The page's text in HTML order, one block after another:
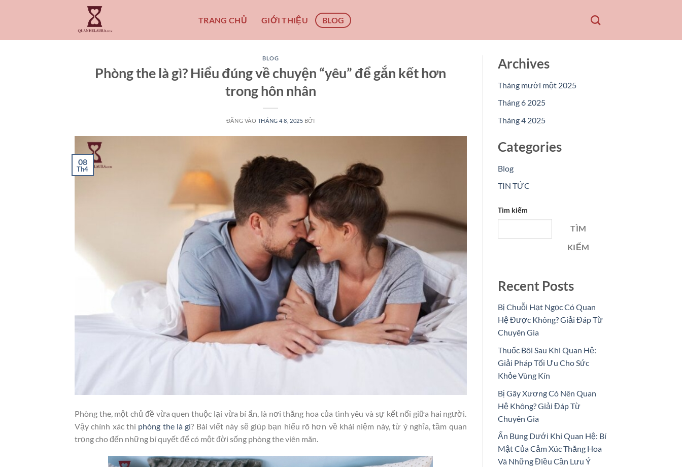
TRANG CHỦ GIỚI THIỆU BLOG
BLOG
Phòng the là gì? Hiểu đúng về chuyện “yêu” để gắn kết hơn
trong hôn nhân
ĐĂNG VÀO THÁNG 4 8, 2025 BỞI
08
Th4
Phòng the, một chủ đề vừa quen thuộc lại vừa bí ẩn, là nơi thăng hoa của tình yêu và sự kết nối giữa hai người.
Vậy chính xác thì phòng the là gì? Bài viết này sẽ giúp bạn hiểu rõ hơn về khái niệm này, từ ý nghĩa, tầm quan
trọng cho đến những bí quyết để có một đời sống phòng the viên mãn.
Archives
Tháng mười một 2025
Tháng 6 2025
Tháng 4 2025
Categories
Blog
TIN TỨC
Tìm kiếm
TÌM
KIẾM
Recent Posts
Bị Chuỗi Hạt Ngọc Có Quan
Hệ Được Không? Giải Đáp Từ
Chuyên Gia
Thuốc Bôi Sau Khi Quan Hệ:
Giải Pháp Tối Ưu Cho Sức
Khỏe Vùng Kín
Bị Gãy Xương Có Nên Quan
Hệ Không? Giải Đáp Từ
Chuyên Gia
Ấn Bụng Dưới Khi Quan Hệ: Bí
Mật Của Cảm Xúc Thăng Hoa
Và Những Điều Cần Lưu Ý